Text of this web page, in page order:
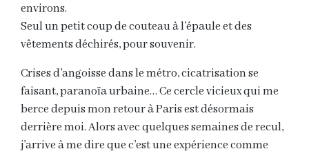
environs.
Seul un petit coup de couteau à l’épaule et des
vêtements déchirés, pour souvenir.
Crises d’angoisse dans le métro, cicatrisation se
faisant, paranoïa urbaine… Ce cercle vicieux qui me
berce depuis mon retour à Paris est désormais
derrière moi. Alors avec quelques semaines de recul,
j’arrive à me dire que c’est une expérience comme